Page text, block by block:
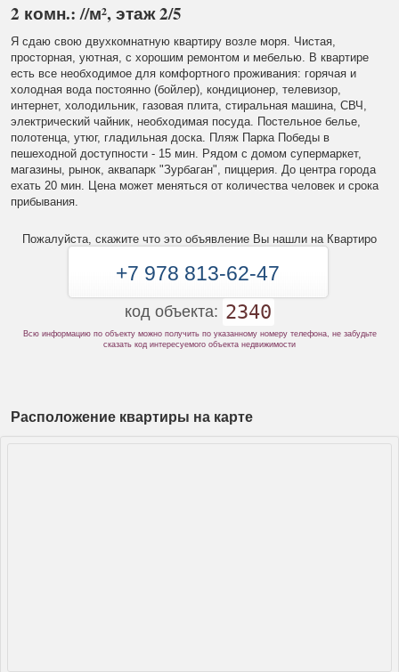
2 комн.: //м², этаж 2/5
Я сдаю свою двухкомнатную квартиру возле моря. Чистая,
просторная, уютная, с хорошим ремонтом и мебелью. В квартире
есть все необходимое для комфортного проживания: горячая и
холодная вода постоянно (бойлер), кондиционер, телевизор,
интернет, холодильник, газовая плита, стиральная машина, СВЧ,
электрический чайник, необходимая посуда. Постельное белье,
полотенца, утюг, гладильная доска. Пляж Парка Победы в
пешеходной доступности - 15 мин. Рядом с домом супермаркет,
магазины, рынок, аквапарк "Зурбаган", пиццерия. До центра города
ехать 20 мин. Цена может меняться от количества человек и срока
прибывания.
Пожалуйста, скажите что это объявление Вы нашли на Квартиро
+7 978 813-62-47
код объекта: 2340
Всю информацию по объекту можно получить по указанному номеру телефона, не забудьте
сказать код интересуемого объекта недвижимости
Расположение квартиры на карте